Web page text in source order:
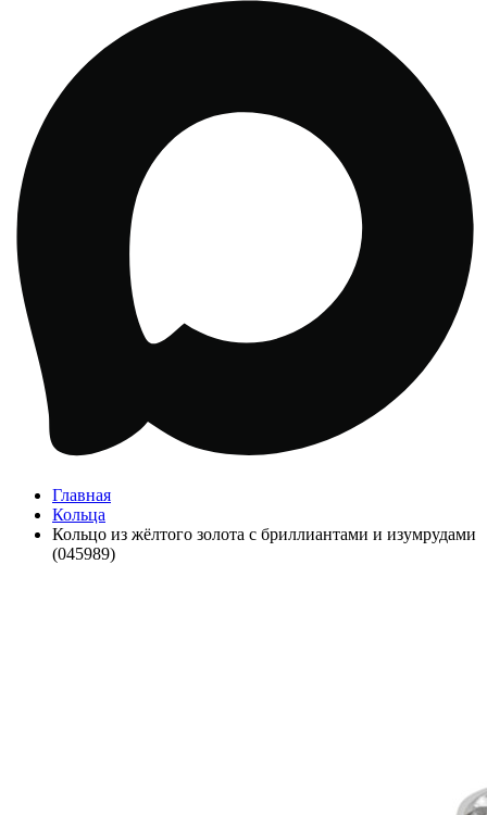
Главная
Кольца
Кольцо из жёлтого золота с бриллиантами и изумрудами
(045989)